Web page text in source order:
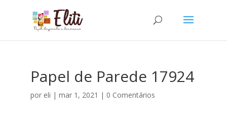
Papel de Parede 17924
por eli | mar 1, 2021 | 0 Comentários